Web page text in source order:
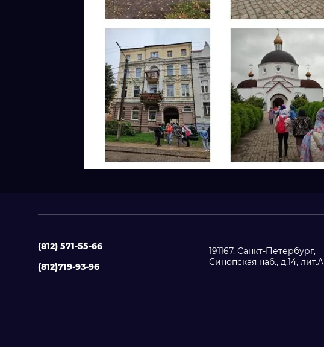
(812) 571-55-66
(812)719-93-96
191167, Санкт-Петербург,
Синопская наб., д.14, лит.А